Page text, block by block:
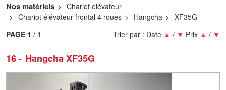
Nos matériels
Chariot élévateur
Chariot élévateur frontal 4 roues
Hangcha XF35G
16 Hangcha XF35G
Trier par : Date ▲ / ▼ Prix ▲ / ▼
PAGE 1 / 1